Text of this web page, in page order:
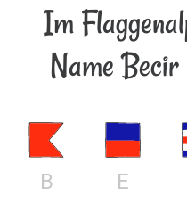
Im
Name
B E